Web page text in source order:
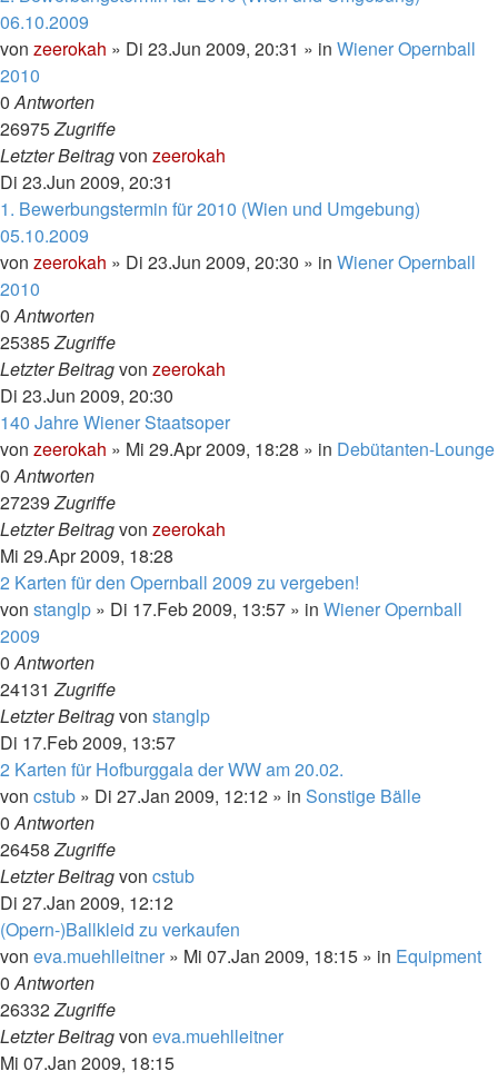
06.10.2009
von zeerokah » Di 23.Jun 2009, 20:31 » in Wiener Opernball
2010
0Antworten
26975Zugriffe
Letzter Beitragvon zeerokah
Di 23.Jun 2009, 20:31
1. Bewerbungstermin für 2010 (Wien und Umgebung)
05.10.2009
von zeerokah » Di 23.Jun 2009, 20:30 » in Wiener Opernball
2010
0Antworten
25385Zugriffe
Letzter Beitragvon zeerokah
Di 23.Jun 2009, 20:30
140 Jahre Wiener Staatsoper
von zeerokah » Mi 29.Apr 2009, 18:28 » in Debütanten-Lounge
0Antworten
27239Zugriffe
Letzter Beitragvon zeerokah
Mi 29.Apr 2009, 18:28
2 Karten für den Opernball 2009 zu vergeben!
von stanglp » Di 17.Feb 2009, 13:57 » in Wiener Opernball
2009
0Antworten
24131Zugriffe
Letzter Beitragvon stanglp
Di 17.Feb 2009, 13:57
2 Karten für Hofburggala der WW am 20.02.
von cstub » Di 27.Jan 2009, 12:12 » in Sonstige Bälle
0Antworten
26458Zugriffe
Letzter Beitragvon cstub
Di 27.Jan 2009, 12:12
(Opern-)Ballkleid zu verkaufen
von eva.muehlleitner » Mi 07.Jan 2009, 18:15 » in Equipment
0Antworten
26332Zugriffe
Letzter Beitragvon eva.muehlleitner
Mi 07.Jan 2009, 18:15